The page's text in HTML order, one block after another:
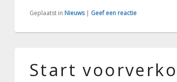
Geplaatst in Nieuws | Geef een reactie
Start